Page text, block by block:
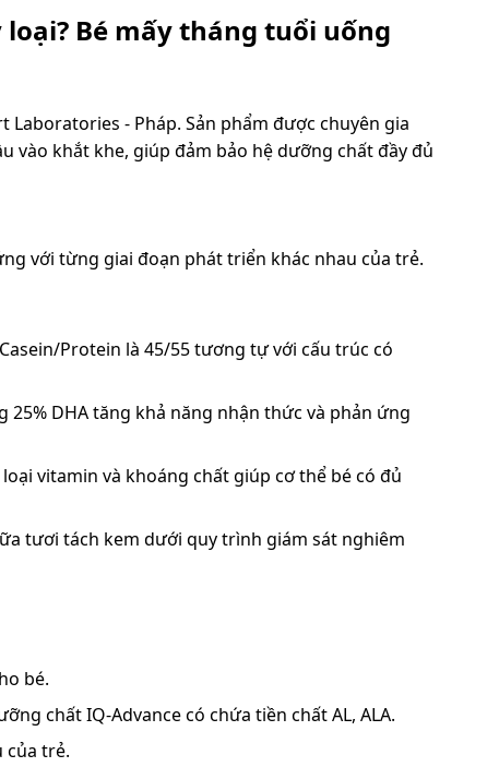
loại? Bé mấy tháng tuổi uống
- Pháp. Sản phẩm được chuyên gia
vào khắt khe, giúp đảm bảo hệ dưỡng chất đầy đủ
với từng giai đoạn phát triển khác nhau của trẻ.
Protein là 45/55 tương tự với cấu trúc có
25% DHA tăng khả năng nhận thức và phản ứng
vitamin và khoáng chất giúp cơ thể bé có đủ
tươi tách kem dưới quy trình giám sát nghiêm
bé.
chất IQ-Advance có chứa tiền chất AL, ALA.
của trẻ.